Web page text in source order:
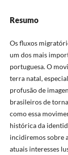
Resumo
Os fluxos
um dos mais
portuguesa. O
terra natal,
profusão de
brasileiros de
como essa
histórica da
incidiremos sobre
atuais interesses